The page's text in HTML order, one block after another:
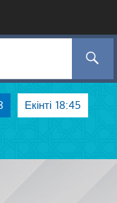
Екінті 18:45